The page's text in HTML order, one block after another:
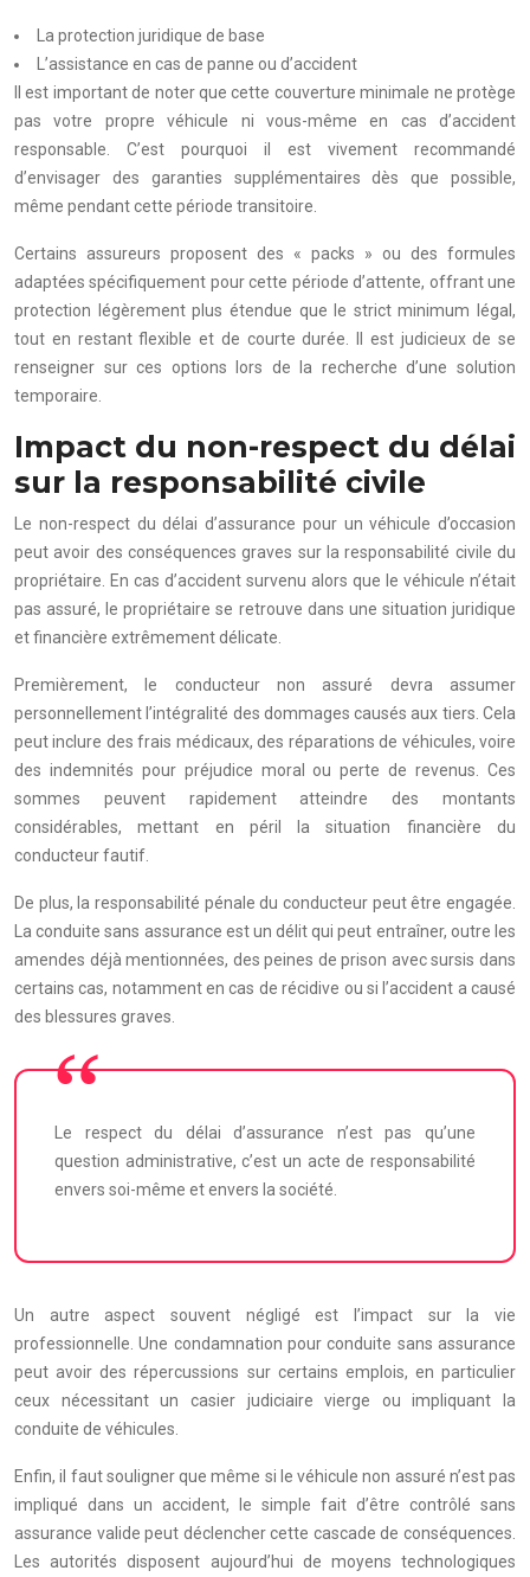
La protection juridique de base
L’assistance en cas de panne ou d’accident
Il est important de noter que cette couverture minimale ne protège
pas votre propre véhicule ni vous-même en cas d’accident
responsable. C’est pourquoi il est vivement recommandé
d’envisager des garanties supplémentaires dès que possible,
même pendant cette période transitoire.
Certains assureurs proposent des « packs » ou des formules
adaptées spécifiquement pour cette période d’attente, offrant une
protection légèrement plus étendue que le strict minimum légal,
tout en restant flexible et de courte durée. Il est judicieux de se
renseigner sur ces options lors de la recherche d’une solution
temporaire.
Impact du non-respect du délai
sur la responsabilité civile
Le non-respect du délai d’assurance pour un véhicule d’occasion
peut avoir des conséquences graves sur la responsabilité civile du
propriétaire. En cas d’accident survenu alors que le véhicule n’était
pas assuré, le propriétaire se retrouve dans une situation juridique
et financière extrêmement délicate.
Premièrement, le conducteur non assuré devra assumer
personnellement l’intégralité des dommages causés aux tiers. Cela
peut inclure des frais médicaux, des réparations de véhicules, voire
des indemnités pour préjudice moral ou perte de revenus. Ces
sommes peuvent rapidement atteindre des montants
considérables, mettant en péril la situation financière du
conducteur fautif.
De plus, la responsabilité pénale du conducteur peut être engagée.
La conduite sans assurance est un délit qui peut entraîner, outre les
amendes déjà mentionnées, des peines de prison avec sursis dans
certains cas, notamment en cas de récidive ou si l’accident a causé
des blessures graves.
Le respect du délai d’assurance n’est pas qu’une
question administrative, c’est un acte de responsabilité
envers soi-même et envers la société.
Un autre aspect souvent négligé est l’impact sur la vie
professionnelle. Une condamnation pour conduite sans assurance
peut avoir des répercussions sur certains emplois, en particulier
ceux nécessitant un casier judiciaire vierge ou impliquant la
conduite de véhicules.
Enfin, il faut souligner que même si le véhicule non assuré n’est pas
impliqué dans un accident, le simple fait d’être contrôlé sans
assurance valide peut déclencher cette cascade de conséquences.
Les autorités disposent aujourd’hui de moyens technologiques